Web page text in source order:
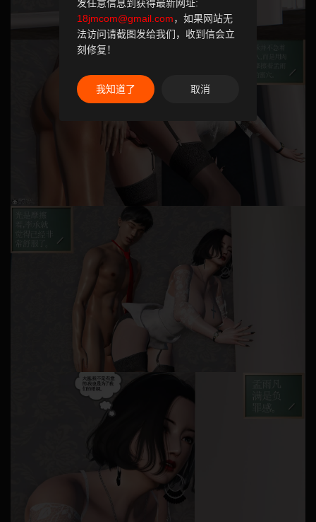
发任意信息到获得最新网址:
18jmcom@gmail.com，如果网站无
法访问请截图发给我们，收到信会立
刻修复！
我知道了 取消